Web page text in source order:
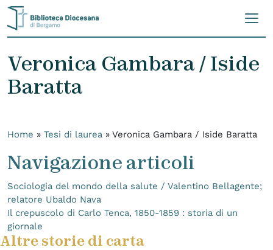
Skip to content
Veronica Gambara / Iside
Baratta
Home » Tesi di laurea » Veronica Gambara / Iside Baratta
Navigazione articoli
Sociologia del mondo della salute / Valentino Bellagente;
relatore Ubaldo Nava
Il crepuscolo di Carlo Tenca, 1850-1859 : storia di un
giornale
Altre storie di carta